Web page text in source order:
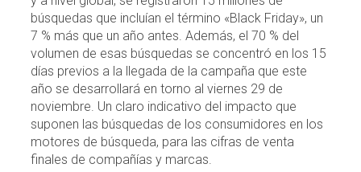
búsquedas que incluían el término «Black Friday», un
7 % más que un año antes. Además, el 70 % del
volumen de esas búsquedas se concentró en los 15
días previos a la llegada de la campaña que este
año se desarrollará en torno al viernes 29 de
noviembre. Un claro indicativo del impacto que
suponen las búsquedas de los consumidores en los
motores de búsqueda, para las cifras de venta
finales de compañías y marcas.